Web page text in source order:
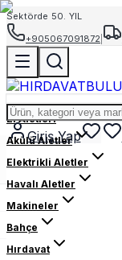
Sektörde 50. YIL
+905067091872
Giriş Yap
El Aletleri
Akülü Aletler
Elektrikli Aletler
Havalı Aletler
Makineler
Bahçe
Hırdavat